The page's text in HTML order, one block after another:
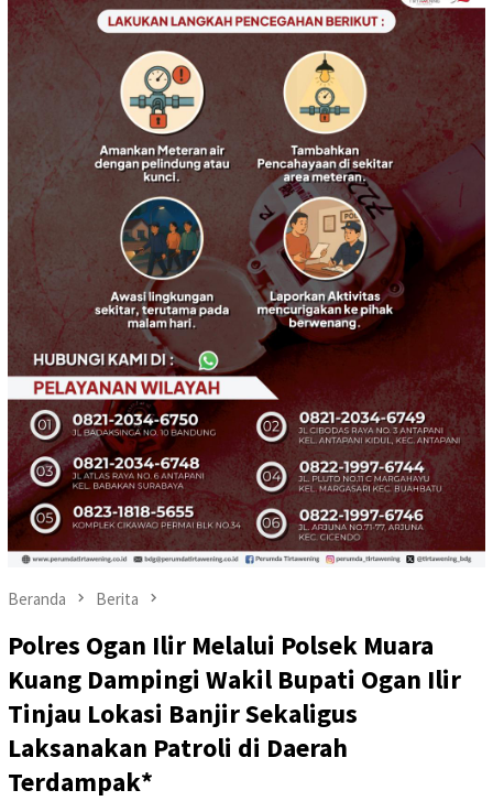
Beranda Berita
Polres Ogan Ilir Melalui Polsek Muara
Kuang Dampingi Wakil Bupati Ogan Ilir
Tinjau Lokasi Banjir Sekaligus
Laksanakan Patroli di Daerah
Terdampak*